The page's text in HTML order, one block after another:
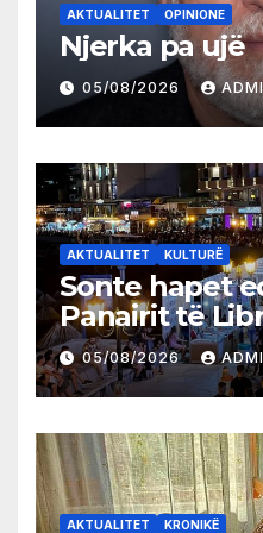
AKTUALITET OPINIONE
Njerka pa ujë
05/08/2026
AKTUALITET KULTURË
Sonte hapet
Panairit të
05/08/2026
AKTUALITET KRONIKË